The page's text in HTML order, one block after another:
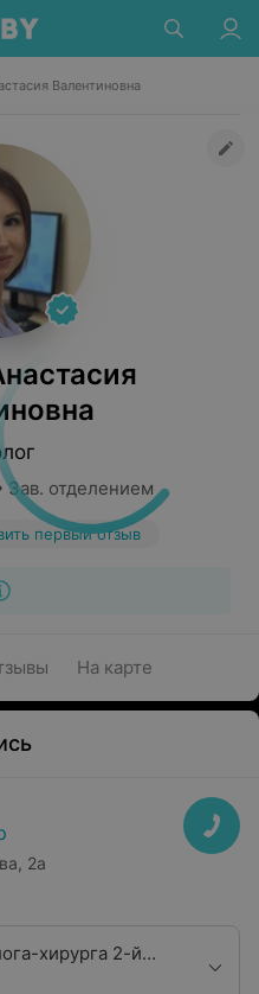
Валентиновна
Зав. отделением
первый отзыв
На карте
2а
хирурга 2-й